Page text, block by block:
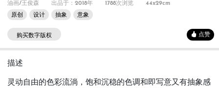
油画/王俊森 出品于：2018年 1788次浏览
44x29cm
原创
设计 抽象 意象
购买数字版权 点赞
描述
灵动自由的色彩流淌，饱和沉稳的色调和即写意又有抽象感